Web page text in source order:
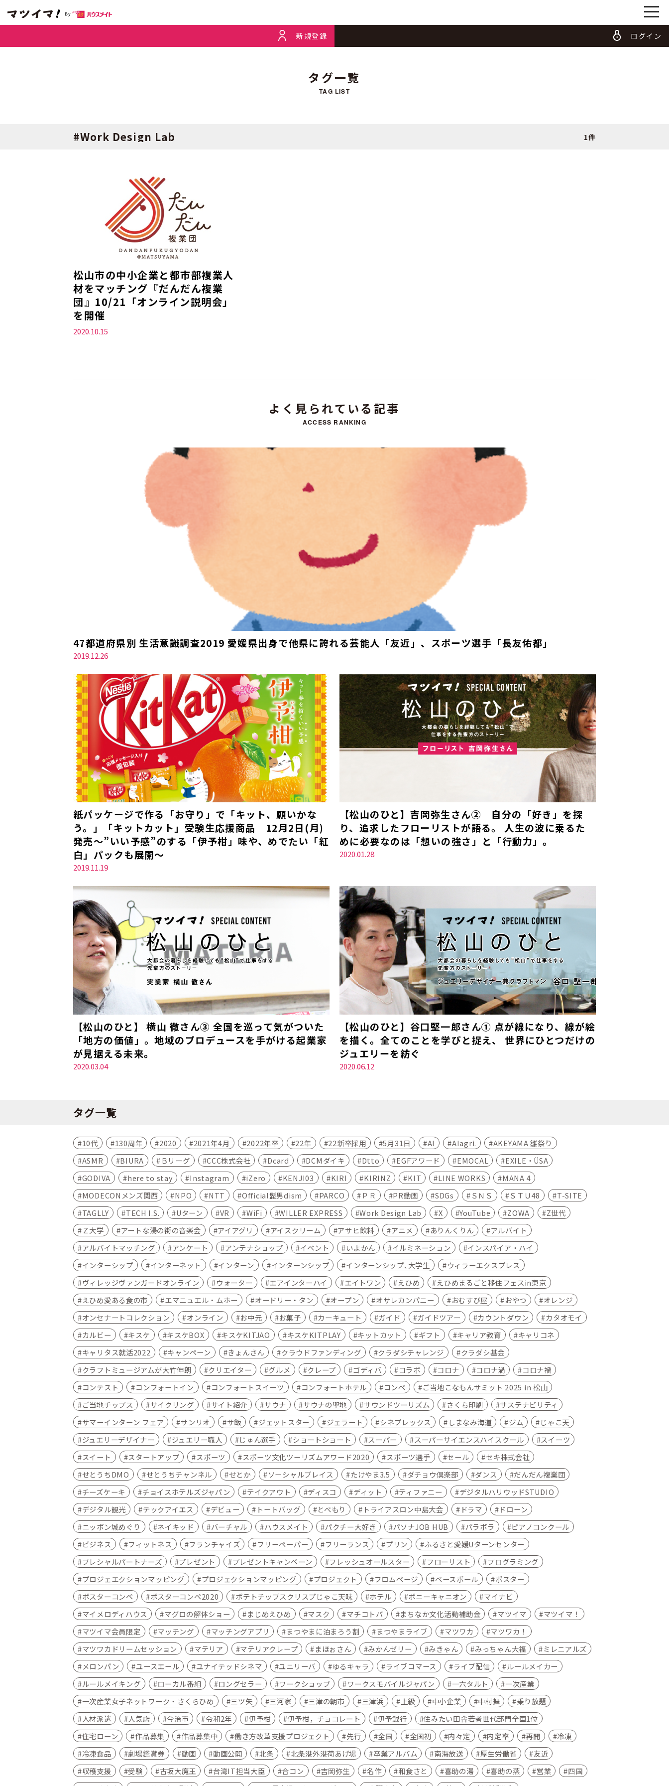
新規登録 ログイン
タグ一覧
TAG LIST
#Work Design Lab 1件
松山市の中小企業と都市部複業人
材をマッチング『だんだん複業
団』10/21「オンライン説明会」
を開催
2020.10.15
よく見られている記事
ACCESS RANKING
47都道府県別 生活意識調査2019 愛媛県出身で他県に誇れる芸能人「友近」、スポーツ選手「長友佑都」
2019.12.26
紙パッケージで作る「お守り」で「キット、願いかな
う。」「キットカット」受験生応援商品 12月2日(月)
発売～”いい予感”のする「伊予柑」味や、めでたい「紅
白」パックも展開～
2019.11.19
【松山のひと】吉岡弥生さん② 自分の「好き」を探
り、追求したフローリストが語る。 人生の波に乗るた
めに必要なのは「想いの強さ」と「行動力」。
2020.01.28
【松山のひと】 横山 徹さん③ 全国を巡って気がついた
「地方の価値」。地域のプロデュースを手がける起業家
が見据える未来。
2020.03.04
【松山のひと】谷口堅一郎さん① 点が線になり、線が絵
を描く。全てのことを学びと捉え、 世界にひとつだけの
ジュエリーを紡ぐ
2020.06.12
タグ一覧
10代 130周年 2020 2021年4月 2022年卒 22年 22新卒採用 5月31日 AI AIagri.
AKEYAMA 雛祭り
ASMR
BIURA Ｂリーグ CCC株式会社 Dcard DCMダイキ Dtto EGFアワード EMOCAL
EXILE・ÜSA
GODIVA
here to stay Instagram iZero KENJI03 KIRI KIRINZ KIT LINE WORKS
MANA 4
MODECONメンズ関西
NPO NTT Official髭男dism PARCO ＰＲ PR動画 SDGs ＳＮＳ ＳＴＵ48
T-SITE
TAGLLY
TECH I.S. Uターン VR WiFi WILLER EXPRESS Work Design Lab X YouTube ZOWA
Z世代
Ｚ大学
アートな湯の街の音楽会 アイアグリ アイスクリーム アサヒ飲料 アニメ ありんくりん
アルバイト
アルバイトマッチング
アンケート アンテナショップ イベント いよかん イルミネーション
インスパイア・ハイ
インターシップ
インターネット インターン インターンシップ インターンシップ､大学生
ウィラーエクスプレス
ヴィレッジヴァンガードオンライン
ウォーター エアインターハイ エイトワン えひめ
えひめまるごと移住フェスin東京
えひめ愛ある食の市
エマニュエル・ムホー オードリー・タン オープン オサレカンパニー おむすび屋 おやつ
オレンジ
オンセナートコレクション
オンライン お中元 お菓子 カーキュート ガイド ガイドツアー カウントダウン
カタオモイ
カルビー
キスケ キスケBOX キスケKITJAO キスケKITPLAY キットカット ギフト キャリア教育
キャリコネ
キャリタス就活2022
キャンペーン きょんさん クラウドファンディング クラダシチャレンジ
クラダシ基金
クラフトミュージアムが大竹伸朗
クリエイター グルメ クレープ ゴディバ コラボ コロナ コロナ渦
コロナ禍
コンテスト
コンフォートイン コンフォートスイーツ コンフォートホテル コンペ
ご当地こなもんサミット 2025 in 松山
ご当地チップス
サイクリング サイト紹介 サウナ サウナの聖地 サウンドツーリズム さくら印刷
サステナビリティ
サマーインターン フェア
サンリオ サ飯 ジェットスター ジェラート シネプレックス しまなみ海道 ジム
じゃこ天
ジュエリーデザイナー
ジュエリー職人 じゅん選手 ショートショート スーパー スーパーサイエンスハイスクール
スイーツ
スイート
スタートアップ スポーツ スポーツ文化ツーリズムアワード2020 スポーツ選手 セール
セキ株式会社
せとうちDMO
せとうちチャンネル せとか ソーシャルプレイス たけやま3.5 ダチョウ倶楽部 ダンス
だんだん複業団
チーズケーキ
チョイスホテルズジャパン テイクアウト ディスコ ディット ティファニー
デジタルハリウッドSTUDIO
デジタル観光
テックアイエス デビュー トートバッグ とべもり トライアスロン中島大会 ドラマ
ドローン
ニッポン城めぐり
ネイキッド バーチャル ハウスメイト パクチー大好き パソナJOB HUB パラボラ
ピアノコンクール
ビジネス
フィットネス フランチャイズ フリーペーパー フリーランス プリン
ふるさと愛媛Uターンセンター
プレシャルパートナーズ
プレゼント プレゼントキャンペーン フレッシュオールスター フローリスト
プログラミング
プロジェエクションマッピング
プロジェクションマッピング プロジェクト フロムページ ベースボール
ポスター
ポスターコンペ
ポスターコンペ2020 ポテトチップスクリスプじゃこ天味 ホテル ポニーキャニオン
マイナビ
マイメロディハウス
マグロの解体ショー まじめえひめ マスク マチコトバ まちなか文化活動補助金 マツイマ
マツイマ！
マツイマ会員限定
マッチング マッチングアプリ まつやまに泊まろう割 まつやまライブ マツワカ
マツワカ！
マツワカドリームセッション
マテリア マテリアクレープ まほぉさん みかんゼリー みきゃん みっちゃん大福
ミレニアルズ
メロンパン
ユースエール ユナイテッドシネマ ユニリーバ ゆるキャラ ライブコマース ライブ配信
ルールメイカー
ルールメイキング
ローカル番組 ロングセラー ワークショップ ワークスモバイルジャパン 一六タルト
一次産業
一次産業女子ネットワーク・さくらひめ
三ツ矢 三河家 三津の朝市 三津浜 上級 中小企業 中村舞
乗り放題
人材派遣
人気店 今治市 令和2年 伊予柑 伊予柑，チョコレート 伊予銀行
住みたい田舎若者世代部門全国1位
住宅ローン
作品募集 作品募集中 働き方改革支援プロジェクト 先行 全国 全国初 内々定 内定率 再開
冷凍
冷凍食品
劇場鑑賞券 動画 動画公開 北条 北条港外港荷あげ場 卒業アルバム 南海放送 厚生労働省
友近
収穫支援
受験 古坂大魔王 台湾IT担当大臣 合コン 吉岡弥生 名作 和食さと 喜助の湯 喜助の蒸 営業
四国